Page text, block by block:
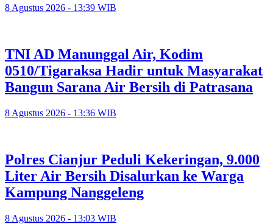
8 Agustus 2026 - 13:39 WIB
TNI AD Manunggal Air, Kodim
0510/Tigaraksa Hadir untuk Masyarakat
Bangun Sarana Air Bersih di Patrasana
8 Agustus 2026 - 13:36 WIB
Polres Cianjur Peduli Kekeringan, 9.000
Liter Air Bersih Disalurkan ke Warga
Kampung Nanggeleng
8 Agustus 2026 - 13:03 WIB